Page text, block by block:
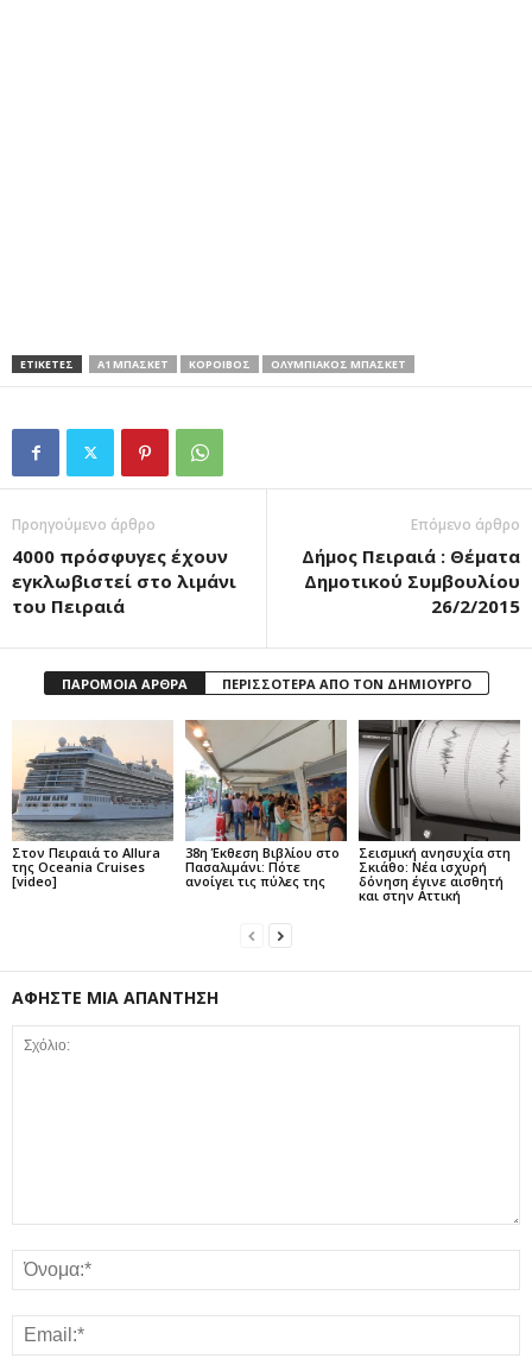
ΕΤΙΚΕΤΕΣ Α1 ΜΠΑΣΚΕΤ ΚΟΡΟΙΒΟΣ ΟΛΥΜΠΙΑΚΟΣ ΜΠΑΣΚΕΤ
Προηγούμενο άρθρο
4000 πρόσφυγες έχουν
εγκλωβιστεί στο λιμάνι
του Πειραιά
Επόμενο άρθρο
Δήμος Πειραιά : Θέματα
Δημοτικού Συμβουλίου
26/2/2015
ΠΑΡΟΜΟΙΑ ΑΡΘΡΑ ΠΕΡΙΣΣΟΤΕΡΑ ΑΠΟ ΤΟΝ ΔΗΜΙΟΥΡΓΟ
Στον Πειραιά το Allura
της Oceania Cruises
[video]
38η Έκθεση Βιβλίου στο
Πασαλιμάνι: Πότε
ανοίγει τις πύλες της
Σεισμική ανησυχία στη
Σκιάθο: Νέα ισχυρή
δόνηση έγινε αισθητή
και στην Αττική
ΑΦΗΣΤΕ ΜΙΑ ΑΠΑΝΤΗΣΗ